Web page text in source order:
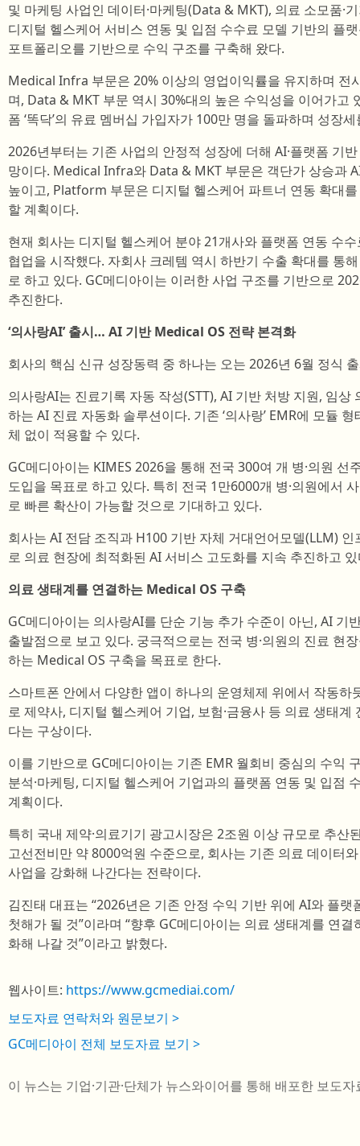
및 마케팅 사업인 데이터·마케팅(Data & MKT), 의료 소모품·
디지털 헬스케어 서비스 연동 및 입점 수수료 모델 기반의 플
포트폴리오를 기반으로 수익 구조를 구축해 왔다.
Medical Infra 부문은 20% 이상의 영업이익률을 유지하며 전
며, Data & MKT 부문 역시 30%대의 높은 수익성을 이어가
폼 ‘똑닥’의 유료 멤버십 가입자가 100만 명을 돌파하며 성장
2026년부터는 기존 사업의 안정적 성장에 더해 AI·플랫폼 기
망이다. Medical Infra와 Data & MKT 부문은 객단가 상승과
높이고, Platform 부문은 디지털 헬스케어 파트너 연동 확대
할 계획이다.
현재 회사는 디지털 헬스케어 분야 21개사와 플랫폼 연동 수
협업을 시작했다. 자회사 크레템 역시 하반기 수출 확대를 통
로 하고 있다. GC메디아이는 이러한 사업 구조를 기반으로
추진한다.
‘의사랑AI’ 출시… AI 기반 Medical OS 전략 본격화
회사의 핵심 신규 성장동력 중 하나는 오는 2026년 6월 정식 출
의사랑AI는 진료기록 자동 작성(STT), AI 기반 처방 지원, 임
하는 AI 진료 자동화 솔루션이다. 기존 ‘의사랑’ EMR에 모듈
체 없이 적용할 수 있다.
GC메디아이는 KIMES 2026을 통해 전국 300여 개 병·의원
도입을 목표로 하고 있다. 특히 전국 1만6000개 병·의원에서
로 빠른 확산이 가능할 것으로 기대하고 있다.
회사는 AI 전담 조직과 H100 기반 자체 거대언어모델(LLM)
로 의료 현장에 최적화된 AI 서비스 고도화를 지속 추진하고
의료 생태계를 연결하는 Medical OS 구축
GC메디아이는 의사랑AI를 단순 기능 추가 수준이 아닌, AI 기
출발점으로 보고 있다. 궁극적으로는 전국 병·의원의 진료 현
하는 Medical OS 구축을 목표로 한다.
스마트폰 안에서 다양한 앱이 하나의 운영체제 위에서 작동하
로 제약사, 디지털 헬스케어 기업, 보험·금융사 등 의료 생태
다는 구상이다.
이를 기반으로 GC메디아이는 기존 EMR 월회비 중심의 수익
분석·마케팅, 디지털 헬스케어 기업과의 플랫폼 연동 및 입점
계획이다.
특히 국내 제약·의료기기 광고시장은 2조원 이상 규모로 추산
고선전비만 약 8000억원 수준으로, 회사는 기존 의료 데이터
사업을 강화해 나간다는 전략이다.
김진태 대표는 “2026년은 기존 안정 수익 기반 위에 AI와 플
첫해가 될 것”이라며 “향후 GC메디아이는 의료 생태계를 연
화해 나갈 것”이라고 밝혔다.
웹사이트: https://www.gcmediai.com/
보도자료 연락처와 원문보기 >
GC메디아이 전체 보도자료 보기 >
이 뉴스는 기업·기관·단체가 뉴스와이어를 통해 배포한 보도